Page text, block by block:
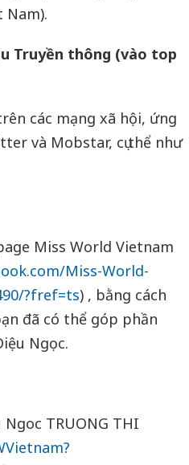
Nam).
Truyền thông (vào top
các mạng xã hội, ứng
và Mobstar, cụ thể như
Miss World Vietnam
Miss-World-
?fref=ts) , bằng cách
đã có thể góp phần
Ngọc.
TRUONG THI